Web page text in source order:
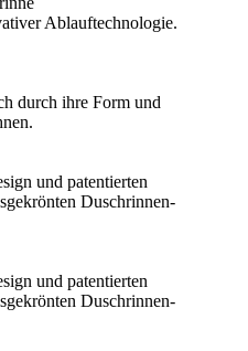
Ablauftechnologie.
durch ihre Form und
und patentierten
Duschrinnen-
und patentierten
Duschrinnen-